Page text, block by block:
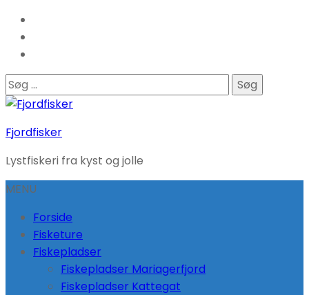
Søg
efter:
Fjordfisker
Lystfiskeri fra kyst og jolle
MENU
Forside
Fisketure
Fiskepladser
Fiskepladser Mariagerfjord
Fiskepladser Kattegat